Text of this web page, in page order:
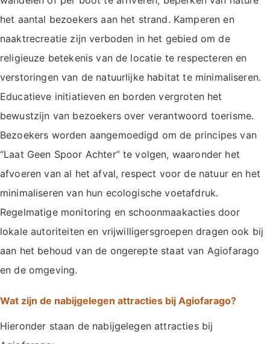
het aantal bezoekers aan het strand. Kamperen en
naaktrecreatie zijn verboden in het gebied om de
religieuze betekenis van de locatie te respecteren en
verstoringen van de natuurlijke habitat te minimaliseren.
Educatieve initiatieven en borden vergroten het
bewustzijn van bezoekers over verantwoord toerisme.
Bezoekers worden aangemoedigd om de principes van
“Laat Geen Spoor Achter” te volgen, waaronder het
afvoeren van al het afval, respect voor de natuur en het
minimaliseren van hun ecologische voetafdruk.
Regelmatige monitoring en schoonmaakacties door
lokale autoriteiten en vrijwilligersgroepen dragen ook bij
aan het behoud van de ongerepte staat van Agiofarago
en de omgeving.
Wat zijn de nabijgelegen attracties bij Agiofarago?
Hieronder staan de nabijgelegen attracties bij